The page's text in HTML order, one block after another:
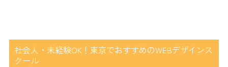
社会人・未経験OK！東京でおすすめのWEBデザインス
クール